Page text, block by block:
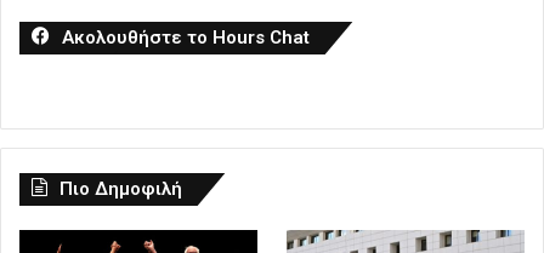
Ακολουθήστε το Hours Chat
Πιο Δημοφιλή